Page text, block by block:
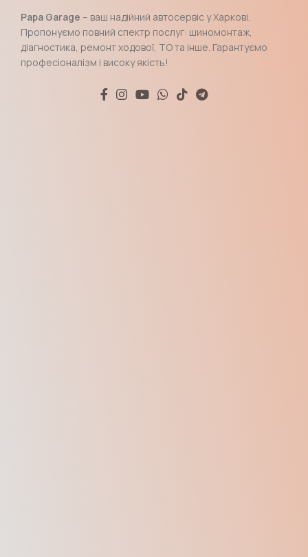
Papa Garage – ваш надійний автосервіс у Харкові.
Пропонуємо повний спектр послуг: шиномонтаж,
діагностика, ремонт ходової, ТО та інше. Гарантуємо
професіоналізм і високу якість!